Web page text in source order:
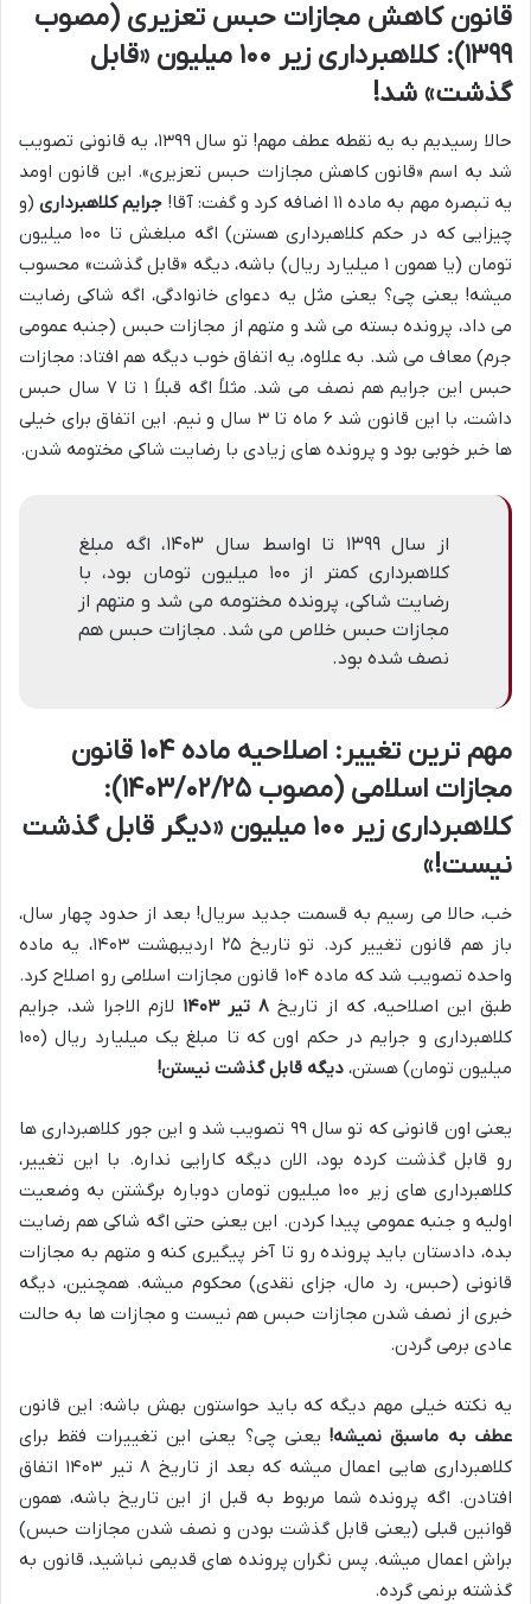
قانون کاهش مجازات حبس تعزیری (مصوب
۱۳۹۹): کلاهبرداری زیر ۱۰۰ میلیون «قابل
گذشت» شد!
حالا رسیدیم به یه نقطه عطف مهم! تو سال ۱۳۹۹، یه قانونی تصویب
شد به اسم «قانون کاهش مجازات حبس تعزیری». این قانون اومد
یه تبصره مهم به ماده ۱۱ اضافه کرد و گفت: آقا!
جرایم کلاهبرداری(و
چیزایی که در حکم کلاهبرداری هستن) اگه مبلغش تا ۱۰۰ میلیون
تومان (یا همون ۱ میلیارد ریال) باشه، دیگه «قابل گذشت» محسوب
میشه! یعنی چی؟ یعنی مثل یه دعوای خانوادگی، اگه شاکی رضایت
می داد، پرونده بسته می شد و متهم از مجازات حبس (جنبه عمومی
جرم) معاف می شد. به علاوه، یه اتفاق خوب دیگه هم افتاد: مجازات
حبس این جرایم هم نصف می شد. مثلاً اگه قبلاً ۱ تا ۷ سال حبس
داشت، با این قانون شد ۶ ماه تا ۳ سال و نیم. این اتفاق برای خیلی
ها خبر خوبی بود و پرونده های زیادی با رضایت شاکی مختومه شدن.
از سال ۱۳۹۹ تا اواسط سال ۱۴۰۳، اگه مبلغ
کلاهبرداری کمتر از ۱۰۰ میلیون تومان بود، با
رضایت شاکی، پرونده مختومه می شد و متهم از
مجازات حبس خلاص می شد. مجازات حبس هم
نصف شده بود.
مهم ترین تغییر: اصلاحیه ماده ۱۰۴ قانون
مجازات اسلامی (مصوب ۱۴۰۳/۰۲/۲۵):
کلاهبرداری زیر ۱۰۰ میلیون «دیگر قابل گذشت
نیست!»
خب، حالا می رسیم به قسمت جدید سریال! بعد از حدود چهار سال،
باز هم قانون تغییر کرد. تو تاریخ ۲۵ اردیبهشت ۱۴۰۳، یه ماده
واحده تصویب شد که ماده ۱۰۴ قانون مجازات اسلامی رو اصلاح کرد.
طبق این اصلاحیه، که از تاریخ ۸ تیر ۱۴۰۳
لازم الاجرا شد، جرایم
کلاهبرداری و جرایم در حکم اون که تا مبلغ یک میلیارد ریال (۱۰۰
میلیون تومان) هستن، دیگه قابل گذشت نیستن!
یعنی اون قانونی که تو سال ۹۹ تصویب شد و این جور کلاهبرداری ها
رو قابل گذشت کرده بود، الان دیگه کارایی نداره. با این تغییر،
کلاهبرداری های زیر ۱۰۰ میلیون تومان دوباره برگشتن به وضعیت
اولیه و جنبه عمومی پیدا کردن. این یعنی حتی اگه شاکی هم رضایت
بده، دادستان باید پرونده رو تا آخر پیگیری کنه و متهم به مجازات
قانونی (حبس، رد مال، جزای نقدی) محکوم میشه. همچنین، دیگه
خبری از نصف شدن مجازات حبس هم نیست و مجازات ها به حالت
عادی برمی گردن.
یه نکته خیلی مهم دیگه که باید حواستون بهش باشه: این قانون
عطف به ماسبق نمیشه!یعنی چی؟ یعنی این تغییرات فقط برای
کلاهبرداری هایی اعمال میشه که بعد از تاریخ ۸ تیر ۱۴۰۳ اتفاق
افتادن. اگه پرونده شما مربوط به قبل از این تاریخ باشه، همون
قوانین قبلی (یعنی قابل گذشت بودن و نصف شدن مجازات حبس)
براش اعمال میشه. پس نگران پرونده های قدیمی نباشید، قانون به
گذشته برنمی گرده.